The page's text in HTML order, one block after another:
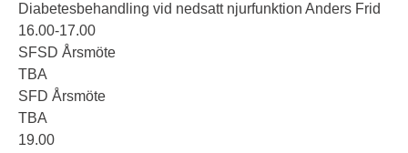
Diabetesbehandling vid nedsatt njurfunktion Anders Frid
16.00-17.00
SFSD Årsmöte
TBA
SFD Årsmöte
TBA
19.00